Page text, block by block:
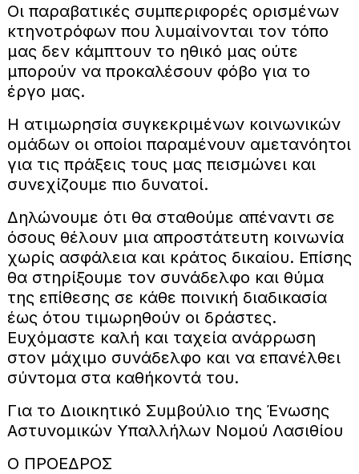
Οι παραβατικές συμπεριφορές ορισμένων
κτηνοτρόφων που λυμαίνονται τον τόπο
μας δεν κάμπτουν το ηθικό μας ούτε
μπορούν να προκαλέσουν φόβο για το
έργο μας.
Η ατιμωρησία συγκεκριμένων κοινωνικών
ομάδων οι οποίοι παραμένουν αμετανόητοι
για τις πράξεις τους μας πεισμώνει και
συνεχίζουμε πιο δυνατοί.
Δηλώνουμε ότι θα σταθούμε απέναντι σε
όσους θέλουν μια απροστάτευτη κοινωνία
χωρίς ασφάλεια και κράτος δικαίου. Επίσης
θα στηρίξουμε τον συνάδελφο και θύμα
της επίθεσης σε κάθε ποινική διαδικασία
έως ότου τιμωρηθούν οι δράστες.
Ευχόμαστε καλή και ταχεία ανάρρωση
στον μάχιμο συνάδελφο και να επανέλθει
σύντομα στα καθήκοντά του.
Για το Διοικητικό Συμβούλιο της Ένωσης
Αστυνομικών Υπαλλήλων Νομού Λασιθίου
Ο ΠΡΟΕΔΡΟΣ